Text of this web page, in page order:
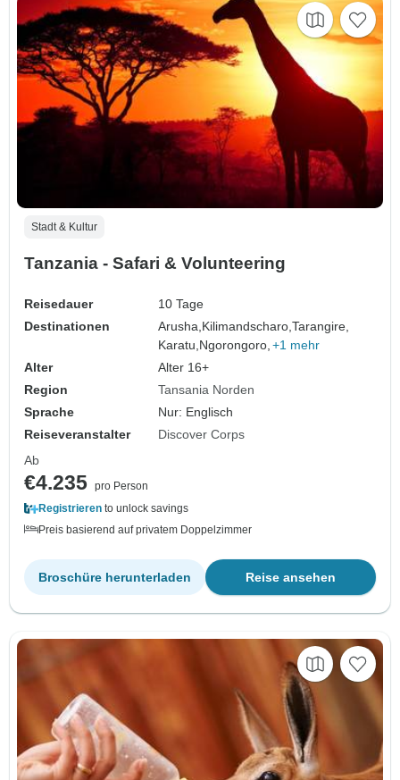
Stadt & Kultur
Tanzania - Safari & Volunteering
Reisedauer
10 Tage
Destinationen
Arusha, Kilimandscharo,Tarangire,
Karatu, Ngorongoro, +1 mehr
Alter
Alter 16+
Region
Tansania Norden
Sprache
Nur: Englisch
Reiseveranstalter
Discover Corps
Ab
€4.235 pro Person
Registrieren to unlock savings
Preis basierend auf privatem Doppelzimmer
Reise ansehen
Broschüre herunterladen